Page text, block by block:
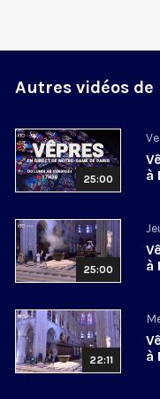
Autres vidéos de
25:00
à
25:00
à
22:11
à